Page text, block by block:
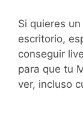
Si quieres
escritorio,
conseguir
para que tu
ver, incluso